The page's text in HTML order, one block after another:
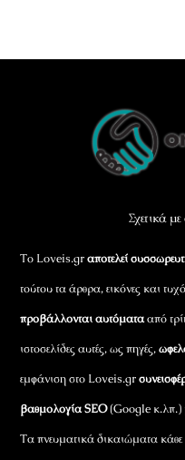
Σχετικά
Το Loveis.grαποτελεί
τούτου τα άρθρα, εικόνες και
προβάλλονται αυτόματααπό
ιστοσελίδες αυτές, ως πηγές,
εμφάνιση στο Loveis.gr
βαθμολογία SEO(Google
Τα πνευματικά δικαιώματα